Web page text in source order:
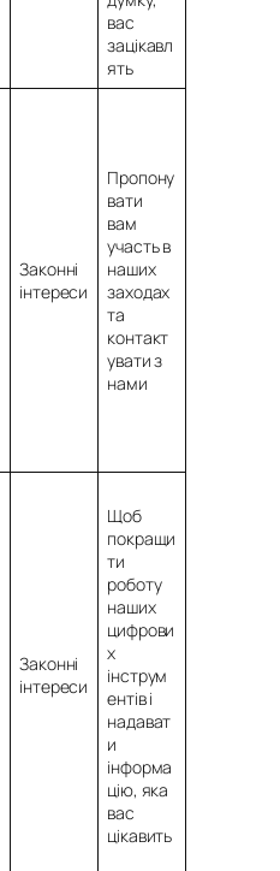
вас
зацікавл
ять
Законні
інтереси
Пропону
вати
вам
участь в
наших
заходах
та
контакт
увати з
нами
Законні
інтереси
Щоб
покращи
ти
роботу
наших
цифрови
х
інструм
ентів і
надават
и
інформа
цію, яка
вас
цікавить